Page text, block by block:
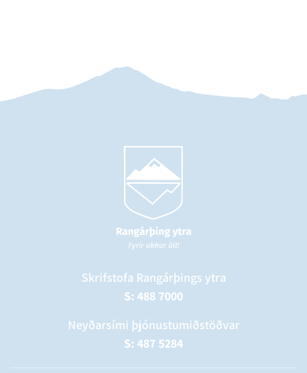
Skrifstofa Rangárþings ytra
S: 488 7000
Neyðarsími þjónustumiðstöðvar
S: 487 5284